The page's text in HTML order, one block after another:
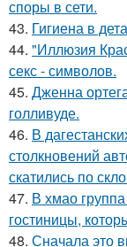
споры в сети.
43. Гигиена в
44. "Иллюзия
секс - символов.
45. Дженна
голливуде.
46. В
столкновений
скатились по
47. В хмао
гостиницы,
48. Сначала это